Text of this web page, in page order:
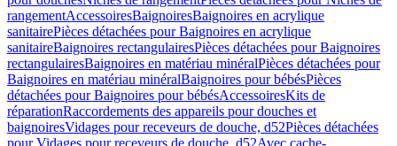
rangementAccessoiresBaignoiresBaignoires en acrylique
sanitairePièces détachées pour Baignoires en acrylique
sanitaireBaignoires rectangulairesPièces détachées pour Baignoires
rectangulairesBaignoires en matériau minéralPièces détachées pour
Baignoires en matériau minéralBaignoires pour bébésPièces
détachées pour Baignoires pour bébésAccessoiresKits de
réparationRaccordements des appareils pour douches et
baignoiresVidages pour receveurs de douche, d52Pièces détachées
pour Vidages pour receveurs de douche, d52Avec cache-